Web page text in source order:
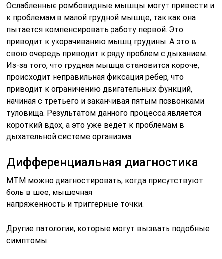
Ослабленные ромбовидные мышцы могут привести и
к проблемам в малой грудной мышце, так как она
пытается компенсировать работу первой. Это
приводит к укорачиванию мышц грудины. А это в
свою очередь приводит к ряду проблем с дыханием.
Из-за того, что грудная мышца становится короче,
происходит неправильная фиксация ребер, что
приводит к ограничению двигательных функций,
начиная с третьего и заканчивая пятым позвонками
туловища. Результатом данного процесса является
короткий вдох, а это уже ведет к проблемам в
дыхательной системе организма.
Дифференциальная диагностика
МТМ можно диагностировать, когда присутствуют
боль в шее, мышечная
напряженность и триггерные точки.
Другие патологии, которые могут вызвать подобные
симптомы: